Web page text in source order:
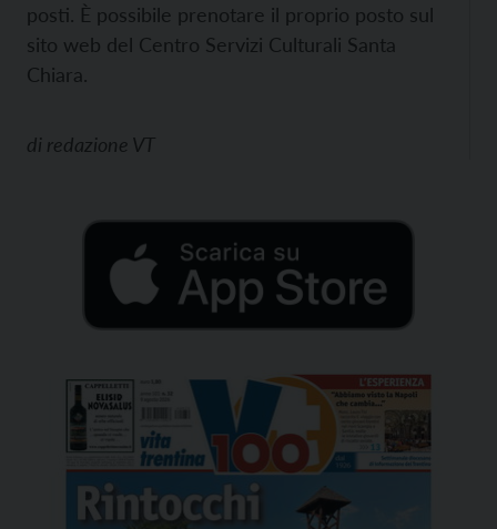
posti. È possibile prenotare il proprio posto sul
sito web del Centro Servizi Culturali Santa
Chiara.
di redazione VT